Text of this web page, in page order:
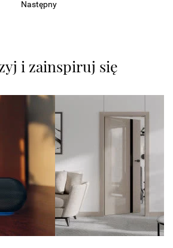
Następny
i zainspiruj się